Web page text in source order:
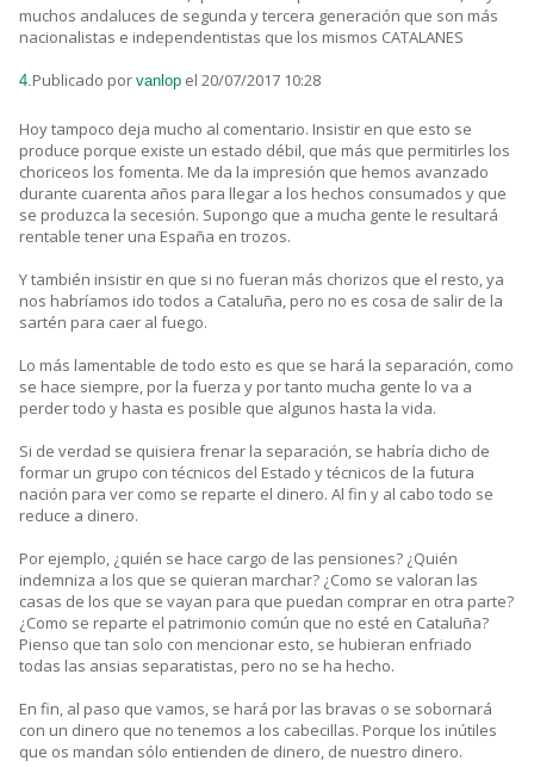
muchos andaluces de segunda y tercera generación que son más
nacionalistas e independentistas que los mismos CATALANES
4.Publicado por vanlop el 20/07/2017 10:28
Hoy tampoco deja mucho al comentario. Insistir en que esto se
produce porque existe un estado débil, que más que permitirles los
choriceos los fomenta. Me da la impresión que hemos avanzado
durante cuarenta años para llegar a los hechos consumados y que
se produzca la secesión. Supongo que a mucha gente le resultará
rentable tener una España en trozos.
Y también insistir en que si no fueran más chorizos que el resto, ya
nos habríamos ido todos a Cataluña, pero no es cosa de salir de la
sartén para caer al fuego.
Lo más lamentable de todo esto es que se hará la separación, como
se hace siempre, por la fuerza y por tanto mucha gente lo va a
perder todo y hasta es posible que algunos hasta la vida.
Si de verdad se quisiera frenar la separación, se habría dicho de
formar un grupo con técnicos del Estado y técnicos de la futura
nación para ver como se reparte el dinero. Al fin y al cabo todo se
reduce a dinero.
Por ejemplo, ¿quién se hace cargo de las pensiones? ¿Quién
indemniza a los que se quieran marchar? ¿Como se valoran las
casas de los que se vayan para que puedan comprar en otra parte?
¿Como se reparte el patrimonio común que no esté en Cataluña?
Pienso que tan solo con mencionar esto, se hubieran enfriado
todas las ansias separatistas, pero no se ha hecho.
En fin, al paso que vamos, se hará por las bravas o se sobornará
con un dinero que no tenemos a los cabecillas. Porque los inútiles
que os mandan sólo entienden de dinero, de nuestro dinero.